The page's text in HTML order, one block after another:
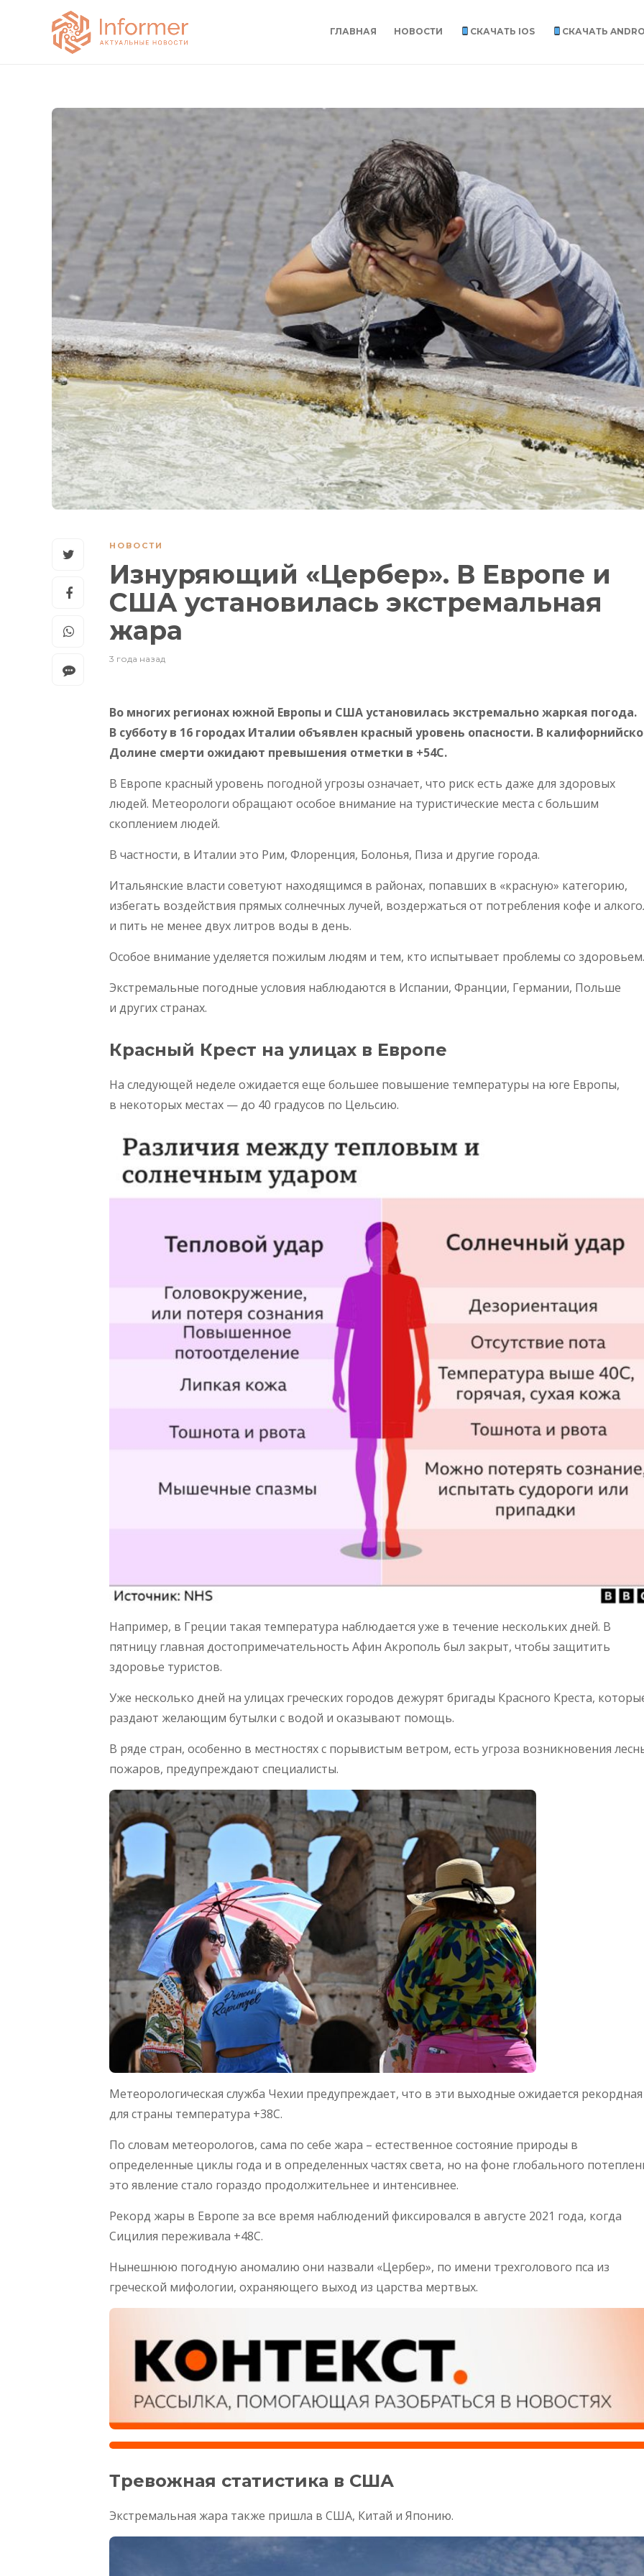
ГЛАВНАЯ НОВОСТИ СКАЧАТЬ IOS СКАЧАТЬ
НОВОСТИ
Изнуряющий «Цербер». В Европе и
США установилась экстремальная
жара
3 года назад
Во многих регионах южной Европы и США установилась экстремально жаркая погода.
В субботу в 16 городах Италии объявлен красный уровень опасности. В
Долине смерти ожидают превышения отметки в +54С.
В Европе красный уровень погодной угрозы означает, что риск есть даже для здоровых
людей. Метеорологи обращают особое внимание на туристические места с большим
скоплением людей.
В частности, в Италии это Рим, Флоренция, Болонья, Пиза и другие города.
Итальянские власти советуют находящимся в районах, попавших в «красную» категорию,
избегать воздействия прямых солнечных лучей, воздержаться от потребления кофе и
и пить не менее двух литров воды в день.
Особое внимание уделяется пожилым людям и тем, кто испытывает проблемы со здоровьем.
Экстремальные погодные условия наблюдаются в Испании, Франции, Германии, Польше
и других странах.
Красный Крест на улицах в Европе
На следующей неделе ожидается еще большее повышение температуры на юге Европы,
в некоторых местах — до 40 градусов по Цельсию.
Например, в Греции такая температура наблюдается уже в течение нескольких дней. В
пятницу главная достопримечательность Афин Акрополь был закрыт, чтобы защитить
здоровье туристов.
Уже несколько дней на улицах греческих городов дежурят бригады Красного Креста,
раздают желающим бутылки с водой и оказывают помощь.
В ряде стран, особенно в местностях с порывистым ветром, есть угроза возникновения
пожаров, предупреждают специалисты.
Метеорологическая служба Чехии предупреждает, что в эти выходные ожидается рекордная
для страны температура +38С.
По словам метеорологов, сама по себе жара – естественное состояние природы в
определенные циклы года и в определенных частях света, но на фоне глобального
это явление стало гораздо продолжительнее и интенсивнее.
Рекорд жары в Европе за все время наблюдений фиксировался в августе 2021 года, когда
Сицилия переживала +48С.
Нынешнюю погодную аномалию они назвали «Цербер», по имени трехголового пса из
греческой мифологии, охраняющего выход из царства мертвых.
Тревожная статистика в США
Экстремальная жара также пришла в США, Китай и Японию.